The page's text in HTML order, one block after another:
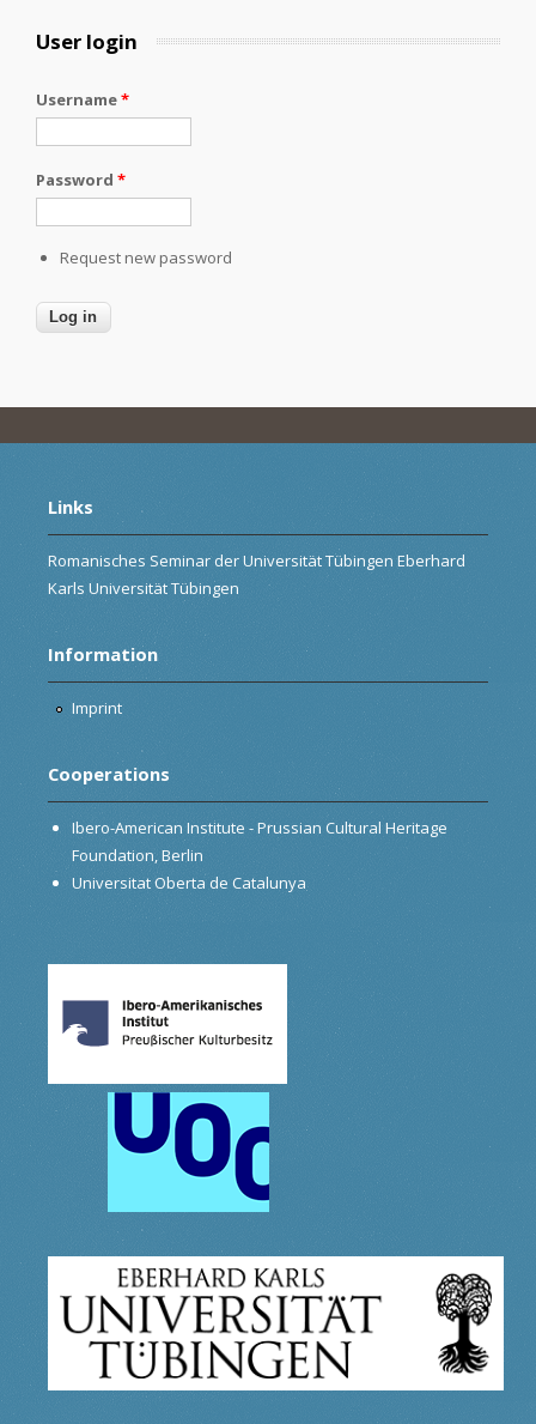
User login
Username*
Password *
Request new password
Links
Romanisches Seminar der Universität Tübingen Eberhard
Karls Universität Tübingen
Information
Imprint
Cooperations
Ibero-American Institute - Prussian Cultural Heritage
Foundation, Berlin
Universitat Oberta de Catalunya